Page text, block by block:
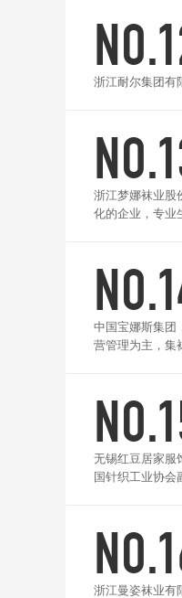
浙江耐尔集团有
浙江梦娜袜业股
化的企业，专业
中国宝娜斯集团
营管理为主，集
无锡红豆居家服
国针织工业协会
浙江曼姿袜业有